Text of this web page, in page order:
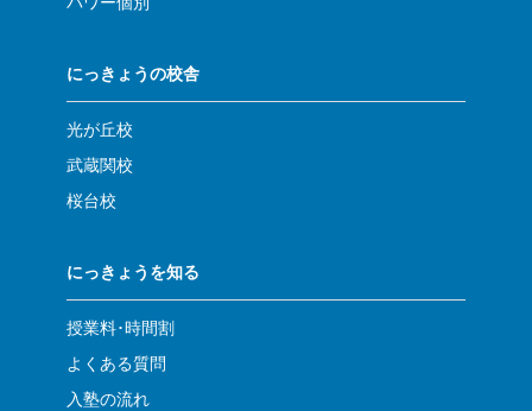
にっきょうの校舎
光が丘校
武蔵関校
桜台校
にっきょうを知る
授業料･時間割
よくある質問
入塾の流れ